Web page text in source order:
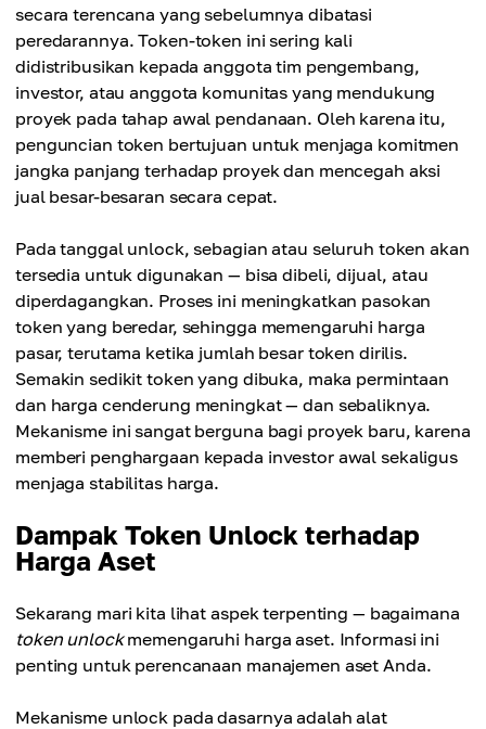
secara terencana yang sebelumnya dibatasi
peredarannya. Token-token ini sering kali
didistribusikan kepada anggota tim pengembang,
investor, atau anggota komunitas yang mendukung
proyek pada tahap awal pendanaan. Oleh karena itu,
penguncian token bertujuan untuk menjaga komitmen
jangka panjang terhadap proyek dan mencegah aksi
jual besar-besaran secara cepat.
Pada tanggal unlock, sebagian atau seluruh token akan
tersedia untuk digunakan — bisa dibeli, dijual, atau
diperdagangkan. Proses ini meningkatkan pasokan
token yang beredar, sehingga memengaruhi harga
pasar, terutama ketika jumlah besar token dirilis.
Semakin sedikit token yang dibuka, maka permintaan
dan harga cenderung meningkat — dan sebaliknya.
Mekanisme ini sangat berguna bagi proyek baru, karena
memberi penghargaan kepada investor awal sekaligus
menjaga stabilitas harga.
Dampak Token Unlock terhadap
Harga Aset
Sekarang mari kita lihat aspek terpenting — bagaimana
token unlockmemengaruhi harga aset. Informasi ini
penting untuk perencanaan manajemen aset Anda.
Mekanisme unlock pada dasarnya adalah alat